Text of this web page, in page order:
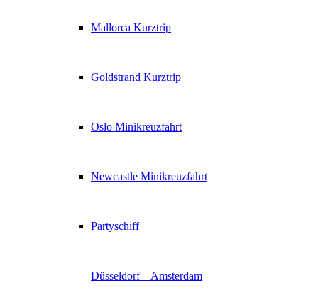
Mallorca Kurztrip
Goldstrand Kurztrip
Oslo Minikreuzfahrt
Newcastle Minikreuzfahrt
Partyschiff
Düsseldorf – Amsterdam